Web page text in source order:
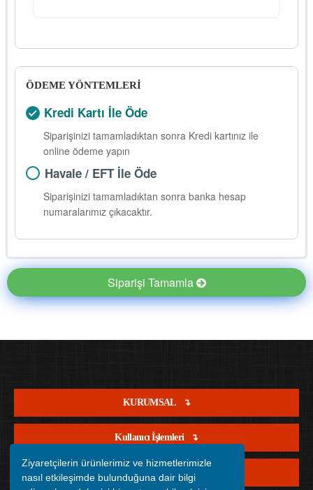
Ziyaretçilerin ürünlerimiz ve hizmetlerimizle
nasıl etkileşimde bulunduğuna dair bilgi
ÖDEME YÖNTEMLERİ
Kredi Kartı İle Öde
Siparişinizi tamamladıktan sonra Kredi kartınız ile
online ödeme yapın
Havale / EFT İle Öde
Siparişinizi tamamladıktan sonra banka hesap
numaralarımız çıkacaktır.
Siparişi Tamamla
KURUMSAL
Kullanıcı İşlemleri
Satış İşlemleri